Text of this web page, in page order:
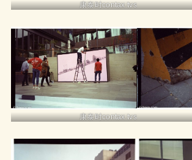
康泰时contax tvs
康泰时contax tvs